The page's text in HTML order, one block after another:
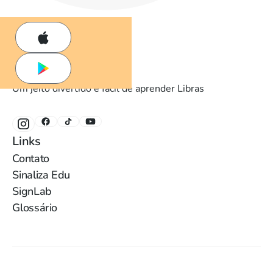
Um jeito divertido e fácil de aprender Libras
Links
Contato
Sinaliza Edu
SignLab
Glossário